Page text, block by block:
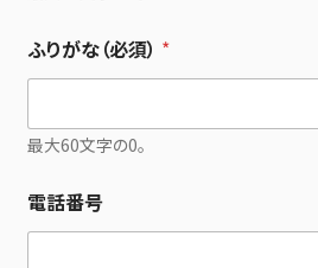
ふりがな（必須） *
最大60文字の0。
電話番号